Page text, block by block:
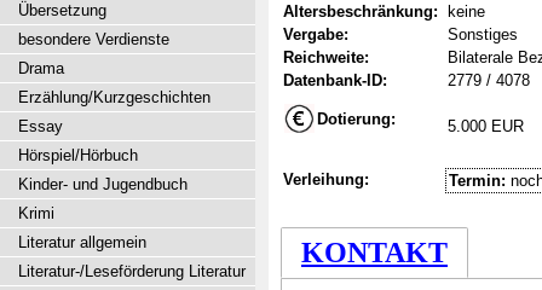
Altersbeschränkung:
keine
Vergabe:
Sonstiges
Reichweite:
Bilaterale
Datenbank-ID:
2779 / 4078
Dotierung: 5.000 EUR
Verleihung: Termin:
KONTAKT
Übersetzung
besondere Verdienste
Drama
Erzählung/Kurzgeschichten
Essay
Hörspiel/Hörbuch
Kinder- und Jugendbuch
Krimi
Literatur allgemein
Literatur-/Leseförderung Literatur